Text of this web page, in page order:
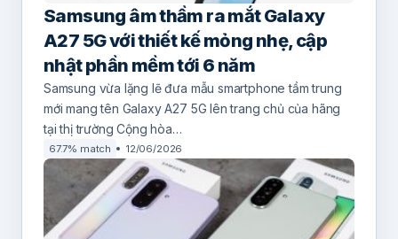
Samsung âm thầm ra mắt Galaxy
A27 5G với thiết kế mỏng nhẹ, cập
nhật phần mềm tới 6 năm
Samsung vừa lặng lẽ đưa mẫu smartphone tầm trung
mới mang tên Galaxy A27 5G lên trang chủ của hãng
tại thị trường Cộng hòa…
67.7% match 12/06/2026